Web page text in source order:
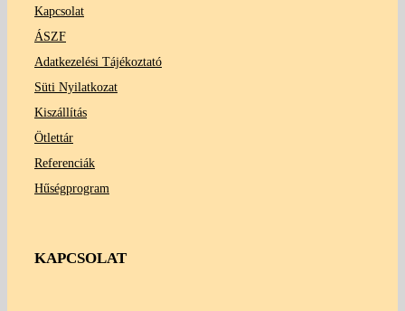
Kapcsolat
ÁSZF
Adatkezelési Tájékoztató
Süti Nyilatkozat
Kiszállítás
Ötlettár
Referenciák
Hűségprogram
KAPCSOLAT